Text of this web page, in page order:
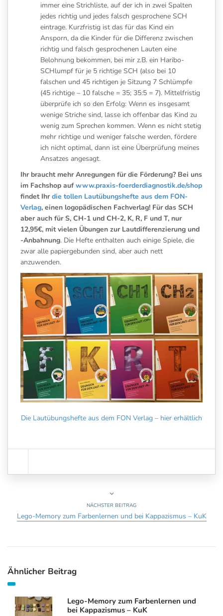
immer eine Strichliste, auf der ich in zwei Spalten
jedes richtig und jedes falsch gesprochene SCH
eintrage. Kurzfristig ist das für das Kind ein
Ansporn, da die Kinder für die Differenz zwischen
richtig und falsch gesprochenen Lauten eine
Belohnung bekommen, bei mir z.B. ein Haribo-
SCHlumpf für je 5 richtige SCH (also bei 10
falschen und 45 richtigen je Sitzung 7 Schlümpfe
(45 richtige – 10 falsche = 35; 35:5 = 7). Mittelfristig
überprüfe ich so den Erfolg: Wenn es insgesamt
wenige Striche sind, lasse ich offenbar das Kind zu
wenig zum Sprechen kommen. Wenn es nicht stetig
mehr richtige und weniger falsche werden, fördere
ich nicht optimal, dann ist eine Überprüfung meines
Ansatzes angesagt.
Ihr braucht mehr Anregungen für die Förderung? Bei uns
im Fachshop aufwww.praxis-foerderdiagnostik.de/shop
findet Ihrdie tollen Lautübungshefte aus dem FON-
Verlag, einen logopädischen Fachverlag! Für das SCH
aber auch für S, CH-1 und CH-2, K, R, F und T, nur
12,95€, mit vielen Übungen zur Lautdifferenzierung und
-Anbahnung. Die Hefte enthalten auch einige Spiele, die
zwar alle papiergebunden sind, aber auch nett
anzuwenden.
Die Lautübungshefte aus dem FON Verlag – hier erhältlich
NÄCHSTER BEITRAG
Lego-Memory zum Farbenlernen und bei Kappazismus – KuK
Ähnlicher Beitrag
Lego-Memory zum Farbenlernen und
bei Kappazismus – KuK